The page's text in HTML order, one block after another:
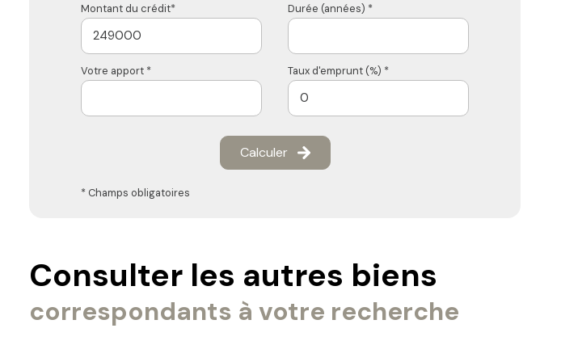
Montant du crédit* Durée (années) *
Votre apport * Taux d'emprunt (%) *
Calculer
* Champs obligatoires
Consulter les autres biens
correspondants à votre recherche